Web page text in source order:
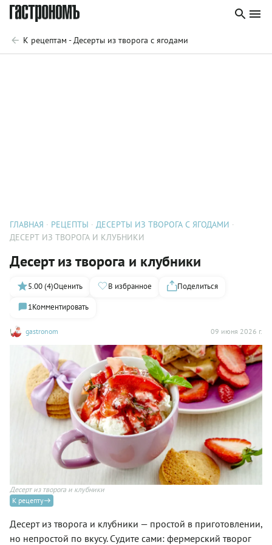
К рецептам - Десерты из творога с ягодами
ГЛАВНАЯ РЕЦЕПТЫ
ДЕСЕРТЫ ИЗ ТВОРОГА С ЯГОДАМИ
ДЕСЕРТ ИЗ ТВОРОГА И КЛУБНИКИ
Десерт из творога и клубники
gastronom 09 июня 2026 г.
5.00 (4)Оценить В избранное
Поделиться
1Комментировать
Десерт из творога и клубники
К рецепту
Десерт из творога и клубники — простой в приготовлении,
но непростой по вкусу. Судите сами: фермерский творог